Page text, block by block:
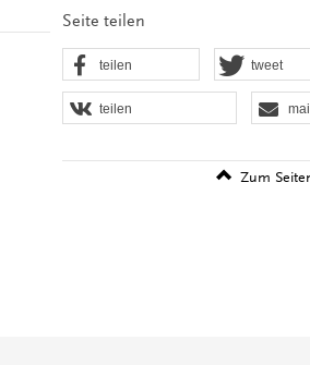
Seite teilen
teilen tweet
teilen
Zum